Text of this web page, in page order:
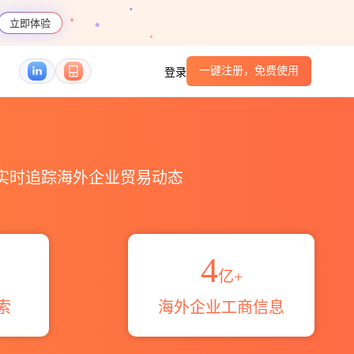
立即体验
登录 一键注册，免费使用
时追踪海外企业贸易动态
4亿+
海外企业工商信息